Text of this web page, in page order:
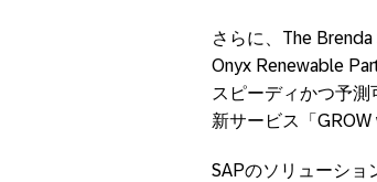
さらに、The
Onyx Renewable
スピーディかつ予
新サービス「GROW
SAPのソリューショ